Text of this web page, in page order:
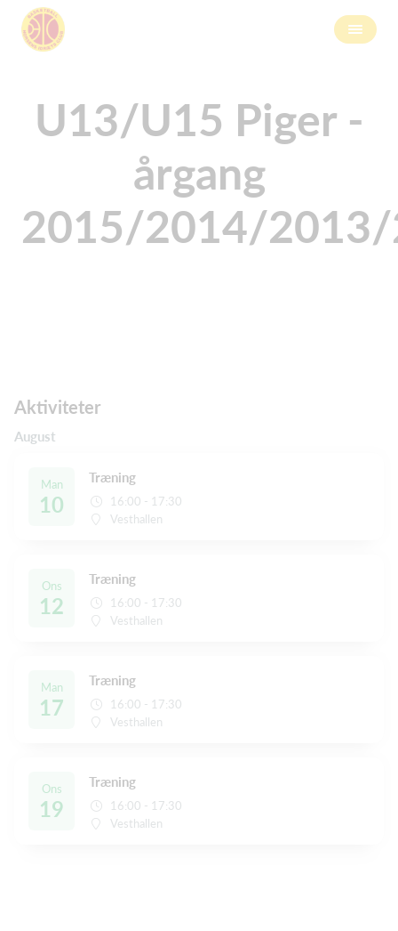
U13/U15 Piger -
årgang
2015/2014/
Aktiviteter
August
Man
10
Træning
16:00 - 17:30
Vesthallen
Ons
12
Træning
16:00 - 17:30
Vesthallen
Man
17
Træning
16:00 - 17:30
Vesthallen
Ons
19
Træning
16:00 - 17:30
Vesthallen